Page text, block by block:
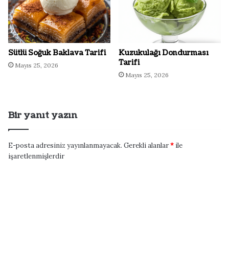
Sütlü Soğuk Baklava Tarifi
Mayıs 25, 2026
Kuzukulağı Dondurması
Tarifi
Mayıs 25, 2026
Bir yanıt yazın
E-posta adresiniz yayınlanmayacak. Gerekli alanlar* ile
işaretlenmişlerdir